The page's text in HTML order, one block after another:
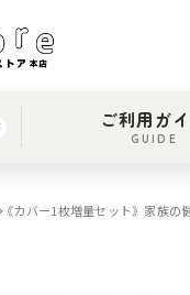
ご利用ガ
GUIDE
《カバー1枚増量セット》家族の